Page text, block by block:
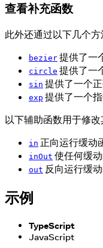
查看补充函数
此外还通过以下几个
bezier 提供了一
circle 提供了一
sin 提供了一个
exp 提供了一个
以下辅助函数用于修改
in 正向运行缓动
inOut 使任何缓
out 反向运行缓
示例
TypeScript
JavaScript